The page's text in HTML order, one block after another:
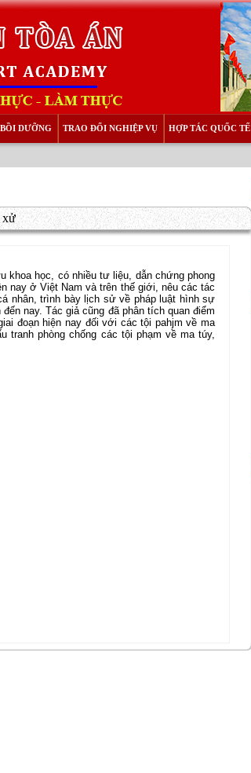
DƯỠNG TRAO ĐỔI NGHIỆP VỤ HỢP TÁC QUỐC TẾ
xử
khoa học, có nhiều tư liệu, dẫn chứng phong
nay ở Việt Nam và trên thế giới, nêu các tác
nhân, trình bày lịch sử về pháp luật hình sự
nay. Tác giả cũng đã phân tích quan điểm
đoạn hiện nay đối với các tội pahjm về ma
tranh phòng chống các tội phạm về ma túy,